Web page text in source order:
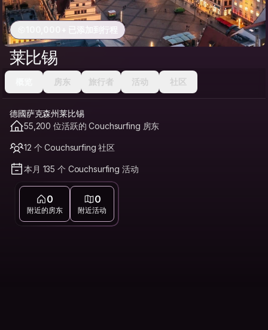
100,000+ 已添加到行程
莱比锡
房东 旅行者 活动 社区
德國萨克森州莱比锡
55,200 位活跃的 Couchsurfing 房东
12 个 Couchsurfing 社区
本月 135 个 Couchsurfing 活动
0
附近的房东
0
附近活动